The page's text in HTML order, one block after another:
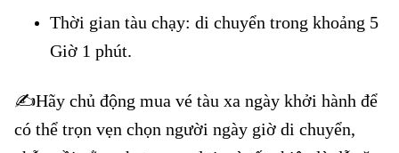
Thời gian tàu chạy: di chuyển trong khoảng 5
Giờ 1 phút.
✍️Hãy chủ động mua vé tàu xa ngày khởi hành để
có thể trọn vẹn chọn người ngày giờ di chuyển,